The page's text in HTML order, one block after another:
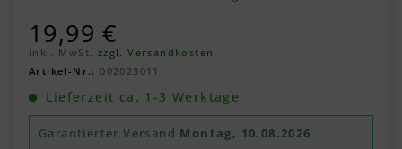
19,99 €
inkl. MwSt. zzgl. Versandkosten
Artikel-Nr.: 002023011
Lieferzeit ca. 1-3 Werktage
Garantierter Versand Montag, 10.08.2026